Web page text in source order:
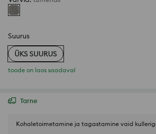
Suurus
ÜKS SUURUS
toode on laos saadaval
Tarne
Kohaletoimetamine ja tagastamine vaid